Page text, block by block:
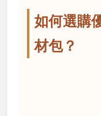
如何選購
材包？